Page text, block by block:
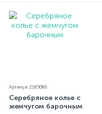
Артикул: 2185086
Серебряное колье с
жемчугом барочным